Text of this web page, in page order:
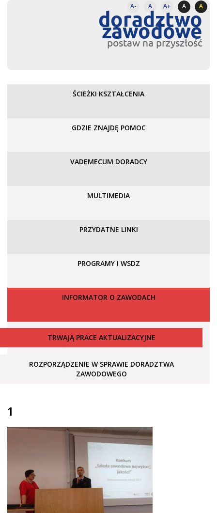
A- A A+ A A
doradztwo
zawodowe
postaw na przyszłość
ŚCIEŻKI KSZTAŁCENIA
GDZIE ZNAJDĘ POMOC
VADEMECUM DORADCY
MULTIMEDIA
PRZYDATNE LINKI
PROGRAMY I WSDZ
INFORMATOR O ZAWODACH
TRWAJĄ PRACE AKTUALIZACYJNE
ROZPORZĄDZENIE W SPRAWIE DORADZTWA
ZAWODOWEGO
1